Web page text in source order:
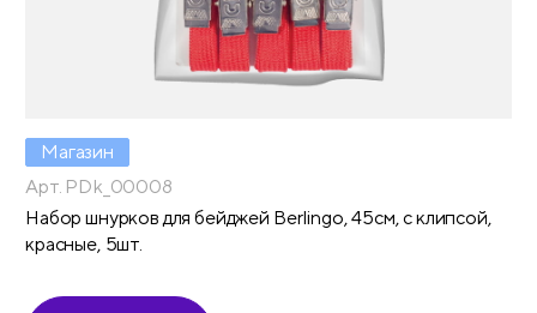
Магазин
Арт. PDk_00008
Набор шнурков для бейджей Berlingo, 45см, с клипсой,
красные, 5шт.